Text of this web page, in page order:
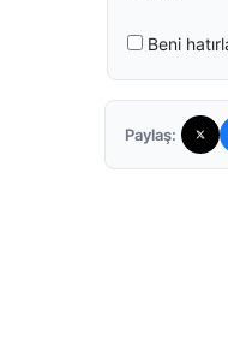
Beni
Paylaş: